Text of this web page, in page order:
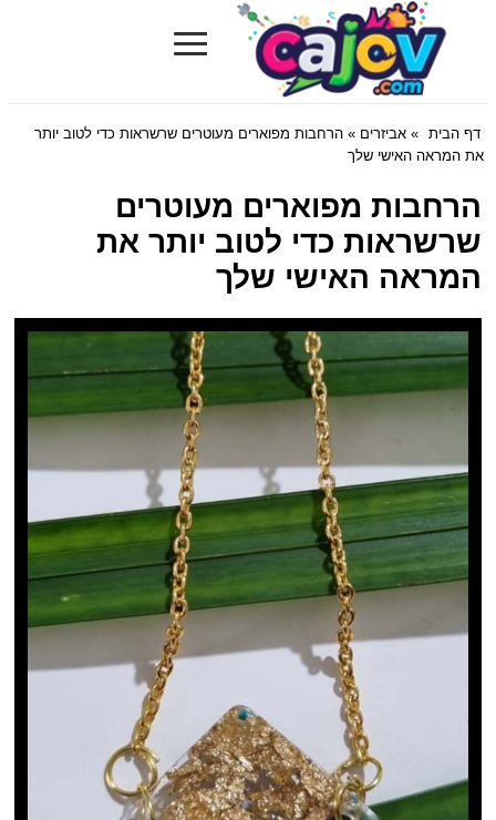
Cajov.com
≡
דף הבית » אביזרים » הרחבות מפוארים מעוטרים שרשראות כדי לטוב יותר
את המראה האישי שלך
הרחבות מפוארים מעוטרים
שרשראות כדי לטוב יותר את
המראה האישי שלך